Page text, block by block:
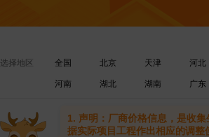
选择地区 全国 北京 天津 河北
河南 湖北 湖南 广东
1. 声明：厂商价格信息，是收
据实际项目工程作出相应的调整